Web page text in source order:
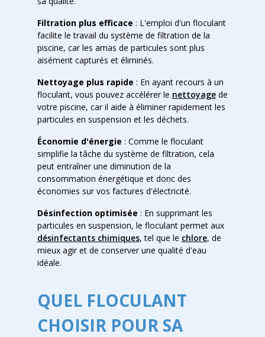
Filtration plus efficace : L'emploi d'un floculant
facilite le travail du système de filtration de la
piscine, car les amas de particules sont plus
aisément capturés et éliminés.
Nettoyage plus rapide : En ayant recours à un
floculant, vous pouvez accélérer le nettoyagede
votre piscine, car il aide à éliminer rapidement les
particules en suspension et les déchets.
Économie d'énergie : Comme le floculant
simplifie la tâche du système de filtration, cela
peut entraîner une diminution de la
consommation énergétique et donc des
économies sur vos factures d'électricité.
Désinfection optimisée : En supprimant les
particules en suspension, le floculant permet aux
désinfectants chimiques, tel que le chlore, de
mieux agir et de conserver une qualité d'eau
idéale.
QUEL FLOCULANT
CHOISIR POUR SA